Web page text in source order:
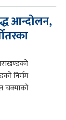
आन्दोलन,
निर्मम
चक्माको